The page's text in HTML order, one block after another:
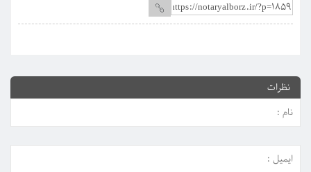
نظرات